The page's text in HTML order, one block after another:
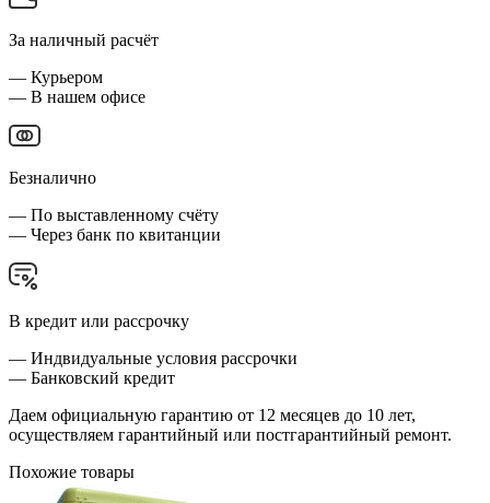
За наличный расчёт
— Курьером
— В нашем офисе
Безналично
— По выставленному счёту
— Через банк по квитанции
В кредит или рассрочку
— Индвидуальные условия рассрочки
— Банковский кредит
Даем официальную гарантию от 12 месяцев до 10 лет,
осуществляем гарантийный или постгарантийный ремонт.
Похожие товары